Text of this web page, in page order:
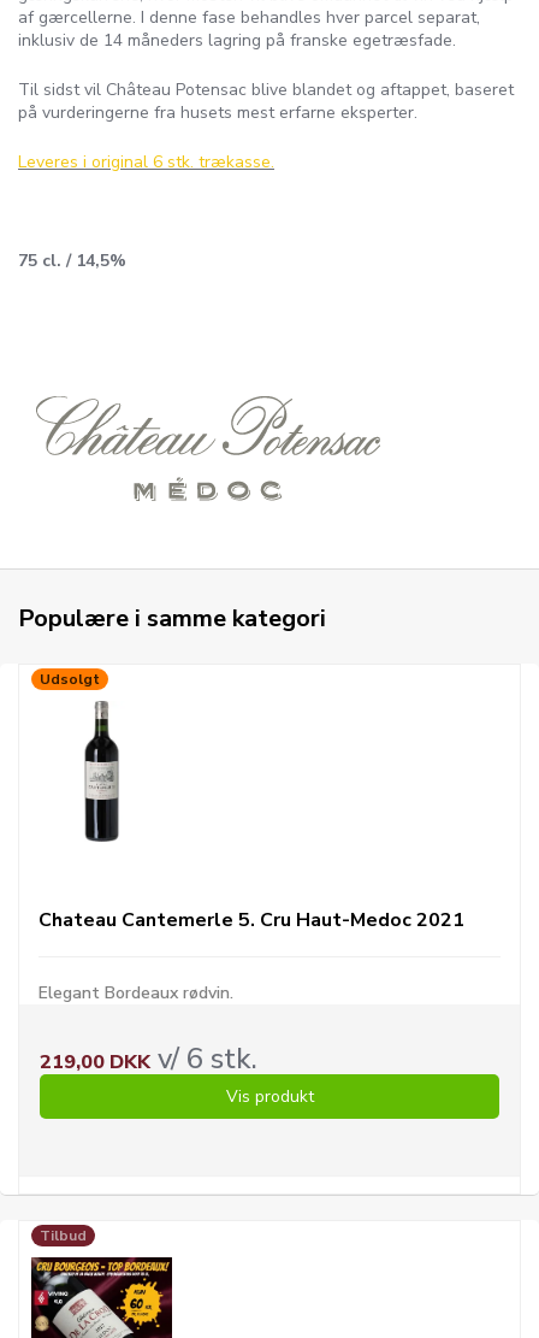
af gærcellerne. I denne fase behandles hver parcel separat,
inklusiv de 14 måneders lagring på franske egetræsfade.
Til sidst vil Château Potensac blive blandet og aftappet, baseret
på vurderingerne fra husets mest erfarne eksperter.
Leveres i original 6 stk. trækasse.
75 cl. / 14,5%
Populære i samme kategori
Udsolgt
Chateau Cantemerle 5. Cru Haut-Medoc 2021
Elegant Bordeaux rødvin.
219,00 DKKv/ 6 stk.
Vis produkt
Tilbud